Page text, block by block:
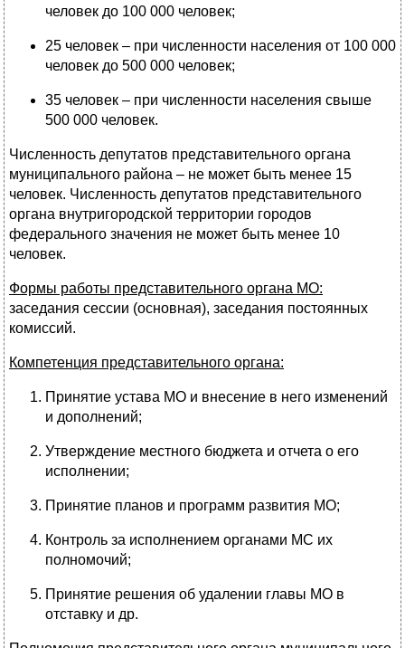
человек до 100 000 человек;
25 человек – при численности населения от 100 000
человек до 500 000 человек;
35 человек – при численности населения свыше
500 000 человек.
Численность депутатов представительного органа
муниципального района – не может быть менее 15
человек. Численность депутатов представительного
органа внутригородской территории городов
федерального значения не может быть менее 10
человек.
Формы работы представительного органа МО:
заседания сессии (основная), заседания постоянных
комиссий.
Компетенция представительного органа:
Принятие устава МО и внесение в него изменений
и дополнений;
Утверждение местного бюджета и отчета о его
исполнении;
Принятие планов и программ развития МО;
Контроль за исполнением органами МС их
полномочий;
Принятие решения об удалении главы МО в
отставку и др.